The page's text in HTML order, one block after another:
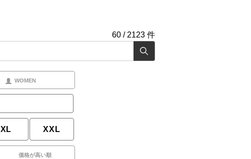
60 / 2123 件
WOMEN
XL XXL
価格が高い順